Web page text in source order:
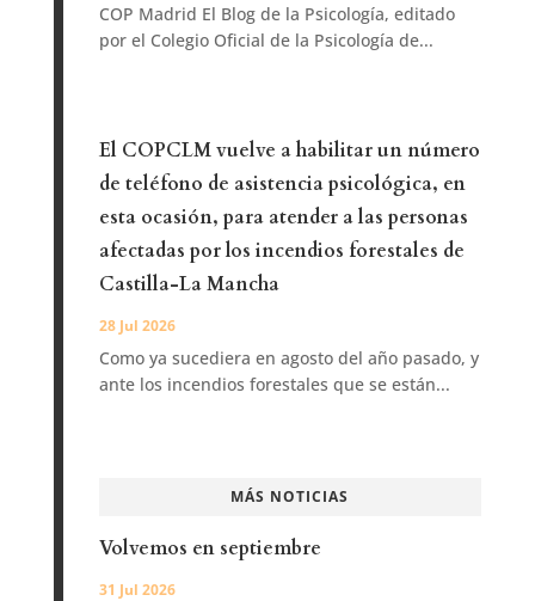
COP Madrid El Blog de la Psicología, editado
por el Colegio Oficial de la Psicología de...
El COPCLM vuelve a habilitar un número
de teléfono de asistencia psicológica, en
esta ocasión, para atender a las personas
afectadas por los incendios forestales de
Castilla-La Mancha
28 Jul 2026
Como ya sucediera en agosto del año pasado, y
ante los incendios forestales que se están...
MÁS NOTICIAS
Volvemos en septiembre
31 Jul 2026